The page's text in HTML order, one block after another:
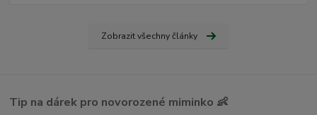
Zobrazit všechny články
Tip na dárek pro novorozené miminko 👶